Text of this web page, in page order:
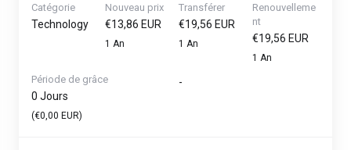
Catégorie
Technology
Nouveau prix
€13,86 EUR
1 An
Transférer
€19,56 EUR
1 An
Renouvelleme
nt
€19,56 EUR
1 An
Période de grâce
0 Jours
(€0,00 EUR)
-